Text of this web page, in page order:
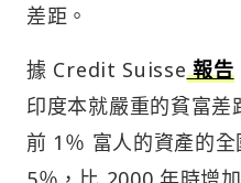
差距。
據 Credit Suisse報告
印度本就嚴重的貧富
前 1％ 富人的資產的